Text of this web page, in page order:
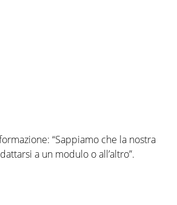
“Sappiamo che la nostra
a un modulo o all’altro”.